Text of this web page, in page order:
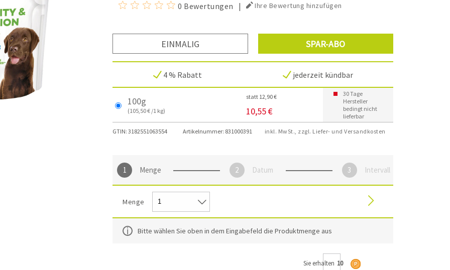
0 Bewertungen | Ihre Bewertung hinzufügen
EINMALIG SPAR-ABO
4 % Rabatt jederzeit kündbar
100g
(105,50 € /1 kg)
statt 12,90 €
10,55 €
30 Tage
Hersteller
bedingt nicht
lieferbar
GTIN: 3182551063554 Artikelnummer: 831000391 inkl. MwSt., zzgl. Liefer- und Versandkosten
Menge Datum Intervall
Menge
Bitte wählen Sie oben in dem Eingabefeld die Produktmenge aus
Sie erhalten 10